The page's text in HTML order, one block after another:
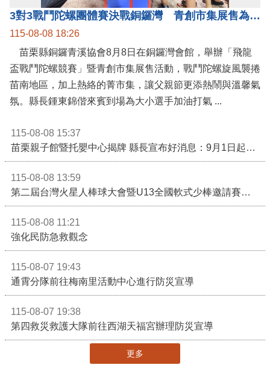
3對3戰鬥陀螺團體賽決戰銅鑼灣 青創市集展售為父親節增添繽紛
115-08-08 18:26
苗栗縣銅鑼青溪協會8月8日在銅鑼灣會館，舉辦「飛龍
盃戰鬥陀螺競賽」暨青創市集展售活動，戰鬥陀螺旋風襲捲
苗南地區，加上熱絡的菁市集，讓父親節更添熱鬧與溫馨氣
氛。縣長鍾東錦偕來賓到場為大小選手加油打氣 ...
115-08-08 15:37
苗栗親子館暨托嬰中心揭牌 縣長宣布好消息：9月1日起調降臨時托嬰費用
115-08-08 13:59
第二屆台灣火星人棒球大會暨U13全國軟式少棒邀請賽在苗栗舉辦
115-08-08 11:21
強化民防急救觀念
115-08-07 19:43
通霄分隊前往梅南里活動中心進行防災宣導
115-08-07 19:38
第四救災救護大隊前往西湖天福宮辦理防災宣導
更多